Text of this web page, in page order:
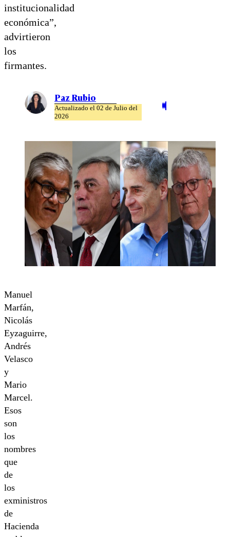
institucionalidad
económica”,
advirtieron
los
firmantes.
Paz Rubio
Actualizado el 02 de Julio del
2026
Manuel
Marfán,
Nicolás
Eyzaguirre,
Andrés
Velasco
y
Mario
Marcel.
Esos
son
los
nombres
que
de
los
exministros
de
Hacienda